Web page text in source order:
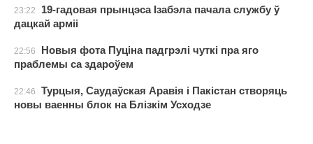
23:22
19-гадовая прынцэса Ізабэла пачала службу ў
дацкай арміі
22:56
Новыя фота Пуціна падгрэлі чуткі пра яго
праблемы са здароўем
22:46
Турцыя, Саудаўская Аравія і Пакістан створяць
новы ваенны блок на Блізкім Усходзе